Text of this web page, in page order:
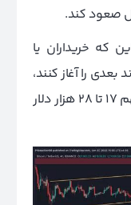
صعود کند.
که خریداران یا
را آغاز کنند،
یک مرحله ادغام طولانی بین سطوح مهم 17 تا 28 هزار دلار